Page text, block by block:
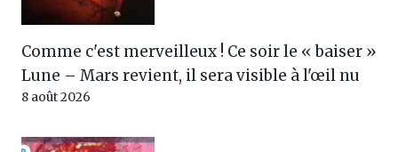
Comme c'est merveilleux ! Ce soir le « baiser »
Lune – Mars revient, il sera visible à l'œil nu
8 août 2026